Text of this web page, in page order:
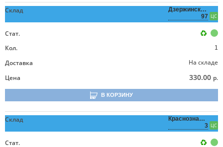
Склад
Дзержинского,
97 ЦС
Стат.
Кол.
1
Доставка
На складе
Цена
330.00 р.
В КОРЗИНУ
Склад
Краснознаменная,
3 ЦС
Стат.